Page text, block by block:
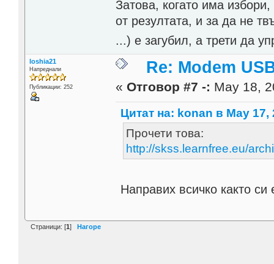
Затова, когато има
от резултата, и за да не
...) е загубил, а трети да
loshia21
Напреднали
Публикации: 252
Re: Modem
« Отговор #7 -: May 18,
Цитат на: konan в May 17,
Прочети това:
http://skss.learnfree.eu/
Направих всичко както
Страници: [1] Нагоре